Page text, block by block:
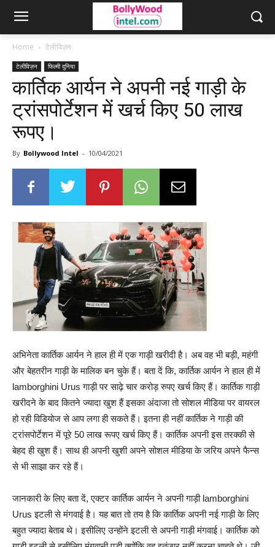
Home टेलीविज़न
टेलीविज़न फिल्मी दुनिया
कार्तिक आर्यन ने अपनी नई गाड़ी के
ट्रांसपोर्टेशन में खर्च किए 50 लाख
रूपए।
By Bollywood Intel - 10/04/2021
अभिनेता कार्तिक आर्यन ने हाल ही में एक गाड़ी खरीदी है। अब वह भी बड़ी, महंगी
और बेहतरीन गाड़ी के मालिक बन चुके हैं। बता दें कि, कार्तिक आर्यन ने हाल ही में
lamborghini Urus गाड़ी पर साढ़े चार करोड़ रुपए खर्च किए हैं। कार्तिक गाड़ी
खरीदने के बाद कितने ज्यादा खुश हैं इसका अंदाजा तो सोशल मीडिया पर वायरल
हो रही विडियोज से आप लगा ही सकते हैं। इतना ही नहीं कार्तिक ने गाड़ी की
ट्रांसपोर्टेशन में पूरे 50 लाख रूपए खर्च किए हैं। कार्तिक अपनी इस तरक्की से
बेहद ही खुश हैं। साथ ही अपनी खुशी अपने सोशल मीडिया के जरिय अपने फैन्स
से भी साझा कर रहे हैं।
जानकारी के लिए बता दें, एक्टर कार्तिक आर्यन ने अपनी गाड़ी lamborghini
Urus इटली से मंगवाई है। यह बात तो तय है कि कार्तिक अपनी नई गाड़ी के लिए
बहुत ज्यादा बेताब थे। इसीलिए उन्होंने इटली से अपनी गाड़ी मंगवाई। कार्तिक को